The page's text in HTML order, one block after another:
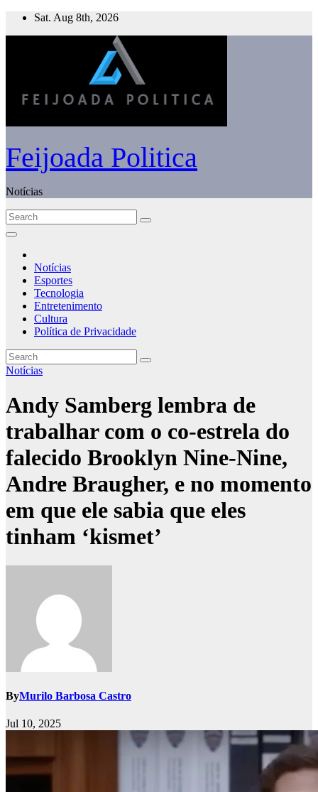
Skip
Sat. Aug 8th, 2026
Feijoada Politica
Notícias
Notícias
Esportes
Tecnologia
Entretenimento
Cultura
Política de Privacidade
Notícias
Andy Samberg lembra de
trabalhar com o co-estrela do
falecido Brooklyn Nine-Nine,
Andre Braugher, e no momento
em que ele sabia que eles
tinham ‘kismet’
ByMurilo Barbosa Castro
Jul 10, 2025